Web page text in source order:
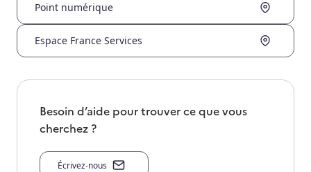
Point numérique
Espace France Services
Besoin d’aide pour trouver ce que vous
cherchez ?
Écrivez-nous